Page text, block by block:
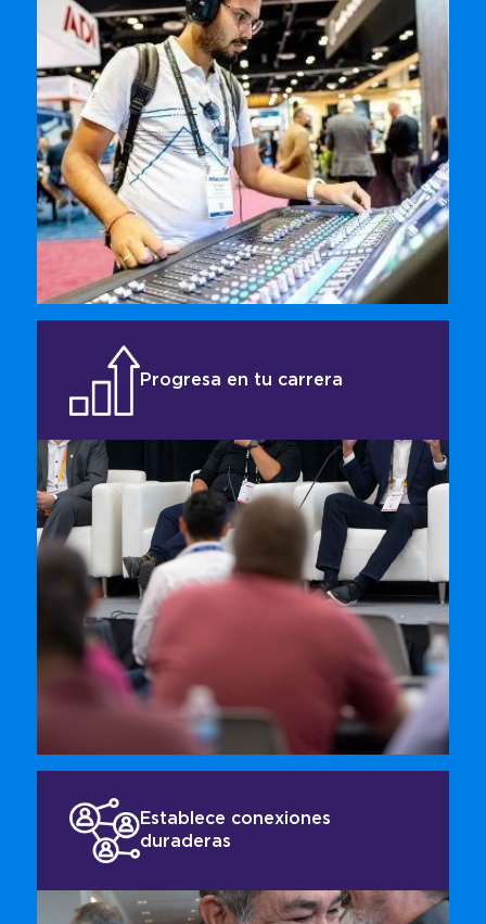
vive una experiencia sonora envolvente.
Equipos de última generación, configuraciones
profesionales. Descubre cómo el sonido
transforma espacios y lleva tus proyectos y tu
negocio al siguiente nivel.
Progresa en tu carrera
Programas educativos y presentaciones de
nivel mundial. Con una amplia variedad de
cursos técnicos, el Congreso AVIXA y
entrenamientos impartidos por fabricantes,
tendrás acceso a las últimas tendencias y
conocimientos del sector.
Establece conexiones
duraderas
Reúnete con tus colegas, conéctate con